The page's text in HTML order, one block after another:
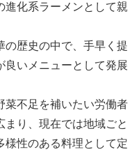
進化系ラーメンとして親
の歴史の中で、手早く提
良いメニューとして発展
菜不足を補いたい労働者
まり、現在では地域ごと
様性のある料理として定